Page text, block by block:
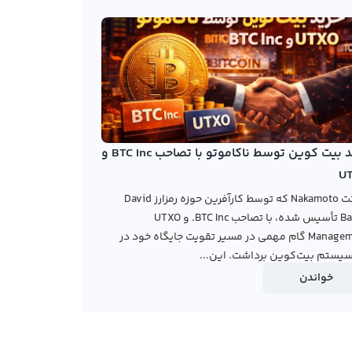
خرید بیت کوین توسط ناکاموتو با تصاحب BTC Inc و
شرکت Nakamoto که توسط کارآفرین حوزه رمزارز David
Bailey تأسیس شده، با تصاحب BTC Inc. و UTXO
Management گام مهمی در مسیر تقویت جایگاه خود در
بیت‌کوین برداشت. این...
خواندن